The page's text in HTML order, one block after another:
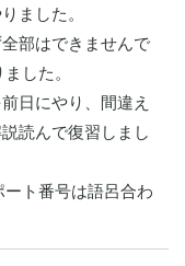
ました。
部はできませんで
した。
日にやり、間違え
読んで復習しまし
ト番号は語呂合わ